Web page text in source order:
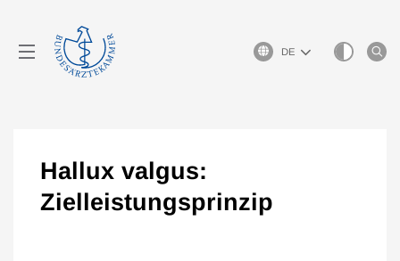
Sprachauswahl
Hallux valgus:
Zielleistungsprinzip